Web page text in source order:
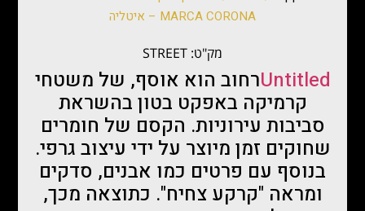
MARCA CORONA – איטליה
מק"ט: STREET
‎Untitledרחוב הוא אוסף, של משטחי
קרמיקה באפקט בטון בהשראת
סביבות עירוניות. הקסם של חומרים
שחוקים זמן מיוצר על ידי עיצוב גרפי.
בנוסף עם פרטים כמו אבנים, סדקים
ומראה "קרקע צחיח". כתוצאה מכך,